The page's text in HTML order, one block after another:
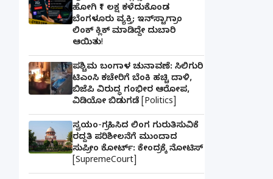
ಹೋಗಿ ₹1 ಲಕ್ಷ ಕಳೆದುಕೊಂಡ
ಬೆಂಗಳೂರು ವ್ಯಕ್ತಿ; ಇನ್‌ಸ್ಟಾಗ್ರಾಂ
ಲಿಂಕ್ ಕ್ಲಿಕ್ ಮಾಡಿದ್ದೇ ದುಬಾರಿ
ಆಯಿತು!
ಪಶ್ಚಿಮ ಬಂಗಾಳ ಚುನಾವಣೆ: ಸಿಲಿಗುರಿ
ಟಿಎಂಸಿ ಕಚೇರಿಗೆ ಬೆಂಕಿ ಹಚ್ಚಿ ದಾಳಿ,
ಬಿಜೆಪಿ ವಿರುದ್ಧ ಗಂಭೀರ ಆರೋಪ,
ವಿಡಿಯೋ ಬಿಡುಗಡೆ [Politics]
ಸ್ವಯಂ-ಗ್ರಹಿಸಿದ ಲಿಂಗ ಗುರುತಿಸುವಿಕೆ
ರದ್ದತಿ ಪರಿಶೀಲನೆಗೆ ಮುಂದಾದ
ಸುಪ್ರೀಂ ಕೋರ್ಟ್: ಕೇಂದ್ರಕ್ಕೆ ನೋಟಿಸ್
[SupremeCourt]